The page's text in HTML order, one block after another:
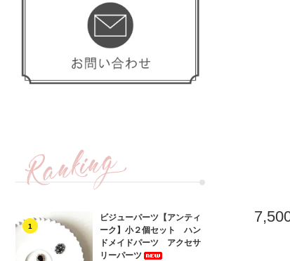
1
ビジューパーツ【アンティ
ーク】小２個セット ハン
ドメイドパーツ アクセサ
リーパーツ